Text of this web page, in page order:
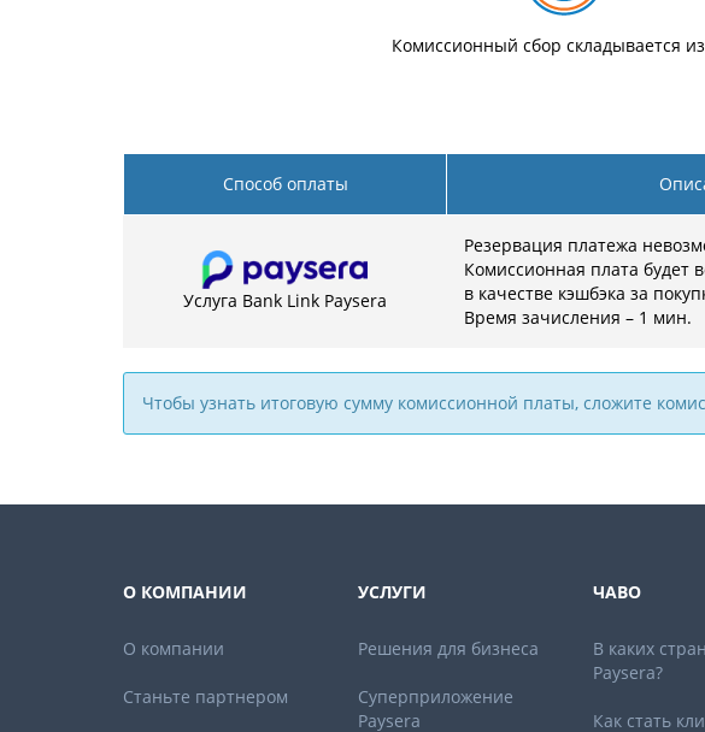
Комиссионный сбор складывается
Способ оплаты
Услуга Bank Link Paysera
Резервация платежа
Комиссионная плата будет
в качестве кэшбэка за
Время зачисления – 1 мин.
Чтобы узнать итоговую сумму комиссионной платы, сложите
О КОМПАНИИ
О компании
Станьте партнером
УСЛУГИ
Решения для бизнеса
Суперприложение
Paysera
ЧАВО
В каких
Paysera?
Как стать